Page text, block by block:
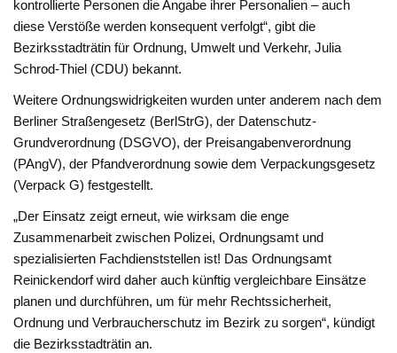
kontrollierte Personen die Angabe ihrer Personalien – auch
diese Verstöße werden konsequent verfolgt“, gibt die
Bezirksstadträtin für Ordnung, Umwelt und Verkehr, Julia
Schrod-Thiel (CDU) bekannt.
Weitere Ordnungswidrigkeiten wurden unter anderem nach dem
Berliner Straßengesetz (BerlStrG), der Datenschutz-
Grundverordnung (DSGVO), der Preisangabenverordnung
(PAngV), der Pfandverordnung sowie dem Verpackungsgesetz
(Verpack G) festgestellt.
„Der Einsatz zeigt erneut, wie wirksam die enge
Zusammenarbeit zwischen Polizei, Ordnungsamt und
spezialisierten Fachdienststellen ist! Das Ordnungsamt
Reinickendorf wird daher auch künftig vergleichbare Einsätze
planen und durchführen, um für mehr Rechtssicherheit,
Ordnung und Verbraucherschutz im Bezirk zu sorgen“, kündigt
die Bezirksstadträtin an.